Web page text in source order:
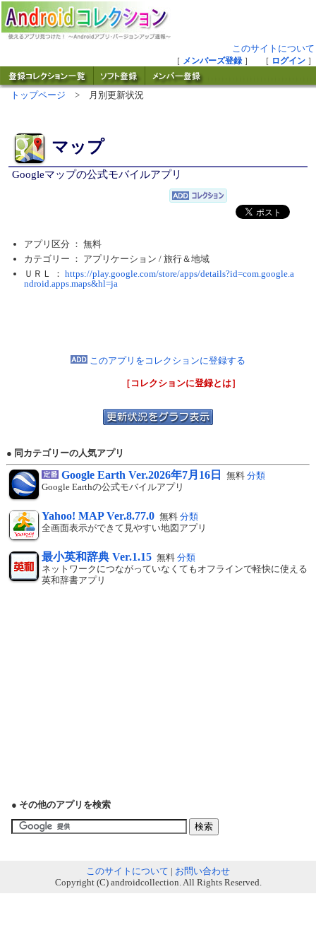
このサイトについて
［ メンバーズ登録］ ［ ログイン ］
トップページ > 月別更新状況
マップ
Googleマップの公式モバイルアプリ
アプリ区分 ： 無料
カテゴリー ： アプリケーション / 旅行＆地域
ＵＲＬ ： https://play.google.com/store/apps/details?id=com.google.a
ndroid.apps.maps&hl=ja
このアプリをコレクションに登録する
［コレクションに登録とは］
● 同カテゴリーの人気アプリ
Google Earth Ver.2026年7月16日 無料 分類
Google Earthの公式モバイルアプリ
Yahoo! MAP Ver.8.77.0 無料 分類
全画面表示ができて見やすい地図アプリ
最小英和辞典 Ver.1.15 無料 分類
ネットワークにつながっていなくてもオフラインで軽快に使える
英和辞書アプリ
● その他のアプリを検索
このサイトについて | お問い合わせ
Copyright (C) androidcollection. All Rights Reserved.